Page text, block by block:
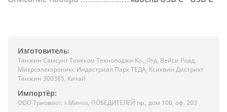
Изготовитель:
Тянжин Самсунг Телеком Технолоджи Ко., Лтд, Вейси Роад,
Микроэлектроникс Индастриал Парк ТЕДА, Ксиквин Дистрикт
Тянжин 300385, Китай
Импортёр:
ООО Триовист, г.Минск, ПОБЕДИТЕЛЕЙ пр., дом 100, оф. 203